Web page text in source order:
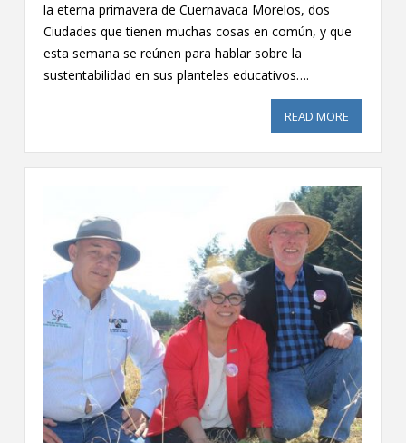
la eterna primavera de Cuernavaca Morelos, dos
Ciudades que tienen muchas cosas en común, y que
esta semana se reúnen para hablar sobre la
sustentabilidad en sus planteles educativos….
READ MORE